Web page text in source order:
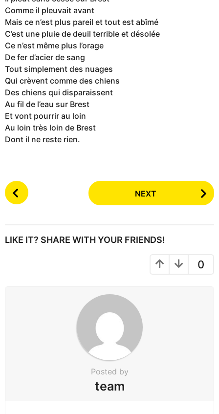
Comme il pleuvait avant
Mais ce n’est plus pareil et tout est abîmé
C’est une pluie de deuil terrible et désolée
Ce n’est même plus l’orage
De fer d’acier de sang
Tout simplement des nuages
Qui crèvent comme des chiens
Des chiens qui disparaissent
Au fil de l’eau sur Brest
Et vont pourrir au loin
Au loin très loin de Brest
Dont il ne reste rien.
P
o
P
NEXT
LIKE IT? SHARE WITH YOUR FRIENDS!
0
Posted by
team